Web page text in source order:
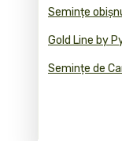
Semințe
Gold Line by
Semințe de